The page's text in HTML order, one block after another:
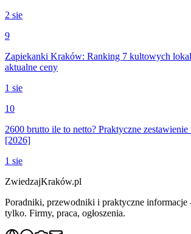
2 sie
9
Zapiekanki Kraków: Ranking 7 kultowych
aktualne ceny
1 sie
10
2600 brutto ile to netto? Praktyczne
[2026]
1 sie
ZwiedzajKraków.pl
Poradniki, przewodniki i praktyczne
tylko. Firmy, praca, ogłoszenia.